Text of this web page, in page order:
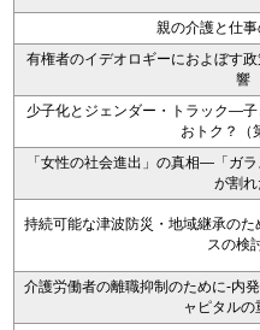
親の介護と仕
有権者のイデオロギーにおよぼす
響
少子化とジェンダー・トラック―
おトク？（
「女性の社会進出」の真相―「ガ
が割れ
持続可能な津波防災・地域継承の
スの検
介護労働者の離職抑制のために-内
ャピタルの